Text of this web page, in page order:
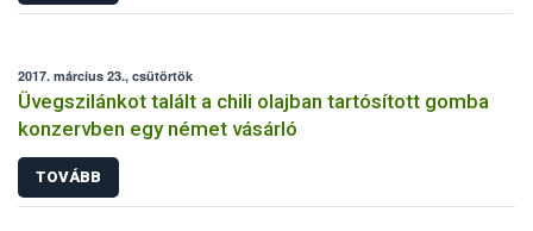
2017. március 23., csütörtök
Üvegszilánkot talált a chili olajban tartósított gomba
konzervben egy német vásárló
TOVÁBB